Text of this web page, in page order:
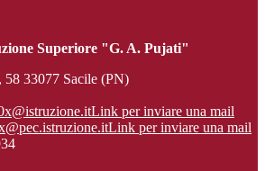
Superiore "G. A. Pujati"
58 33077 Sacile (PN)
Link per inviare una mail
Link per inviare una mail